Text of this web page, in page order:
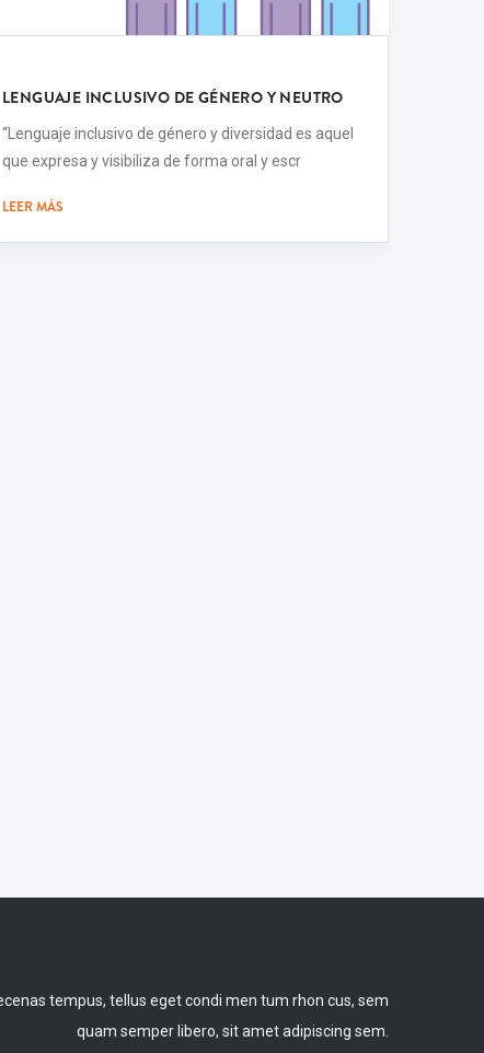
LENGUAJE INCLUSIVO DE GÉNERO Y NEUTRO
“Lenguaje inclusivo de género y diversidad es aquel
que expresa y visibiliza de forma oral y escr
LEER MÁS
tempus, tellus eget condi men tum rhon cus, sem
quam semper libero, sit amet adipiscing sem.